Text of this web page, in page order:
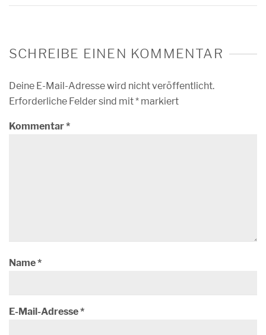
SCHREIBE EINEN KOMMENTAR
Deine E-Mail-Adresse wird nicht veröffentlicht.
Erforderliche Felder sind mit* markiert
Kommentar*
Name*
E-Mail-Adresse*